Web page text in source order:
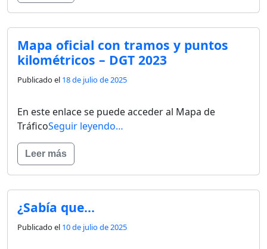
Mapa oficial con tramos y puntos
kilométricos – DGT 2023
Publicado el 18 de julio de 2025
En este enlace se puede acceder al Mapa de
TráficoSeguir leyendo…
Leer más
¿Sabía que…
Publicado el 10 de julio de 2025